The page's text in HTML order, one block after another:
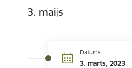
3. maijs
Datums
3. marts, 2023